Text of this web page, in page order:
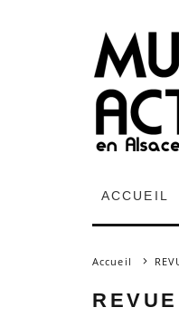
ACCUEIL
Accueil